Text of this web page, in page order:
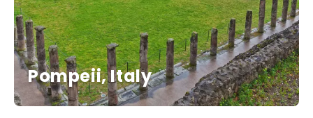
Pompeii, Italy